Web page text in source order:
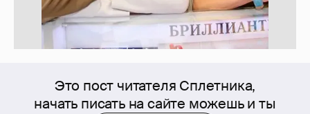
Это пост читателя Сплетника,
начать писать на сайте можешь и ты